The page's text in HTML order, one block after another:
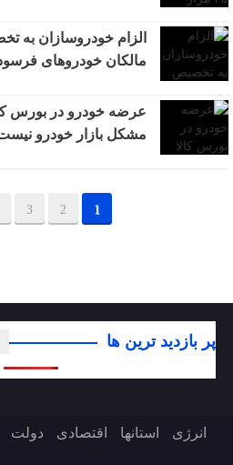
مالکان خودروهای
عرضه خودرو در بورس
مشکل بازار خودرو
1
2
3
پر بازدید ترین ها
انرژی استانها اقتصادی دولت